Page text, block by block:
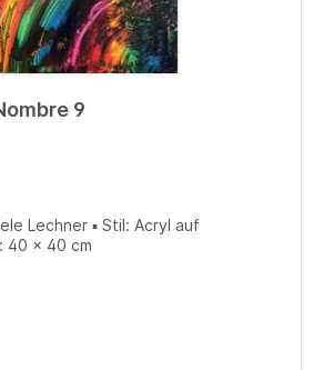
9
Lechner ▪ Stil: Acryl auf
40 x 40 cm